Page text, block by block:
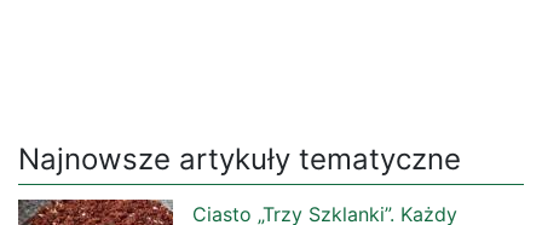
Najnowsze artykuły tematyczne
Ciasto „Trzy Szklanki”. Każdy